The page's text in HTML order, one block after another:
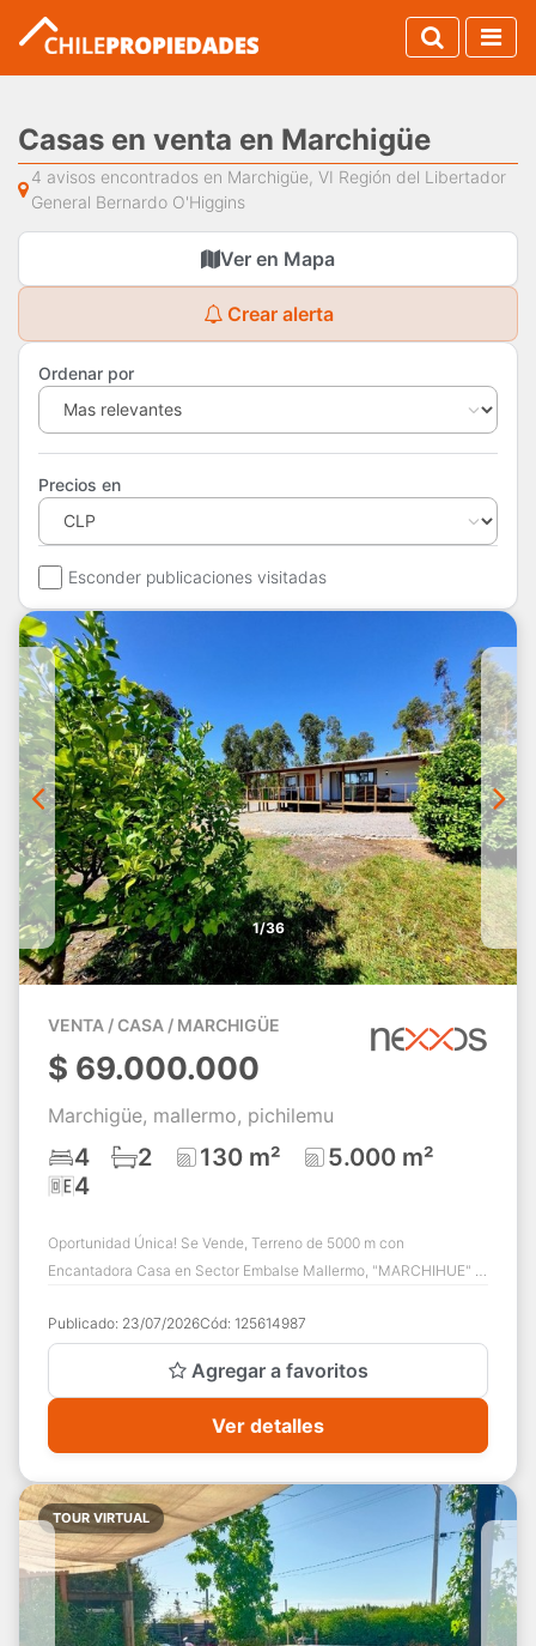
Casas en venta en Marchigüe
4 avisos encontrados en Marchigüe, VI Región del Libertador
General Bernardo O'Higgins
Ver en Mapa
Crear alerta
Ordenar por
Precios en
Esconder publicaciones visitadas
1/36
VENTA / CASA / MARCHIGÜE
$ 69.000.000
Marchigüe, mallermo, pichilemu
4 2 130 m²
5.000 m²
4
Oportunidad Única! Se Vende, Terreno de 5000 m con
Encantadora Casa en Sector Embalse Mallermo, "MARCHIHUE" -
Publicado: 23/07/2026Cód: 125614987
Agregar a favoritos
Ver detalles
TOUR VIRTUAL